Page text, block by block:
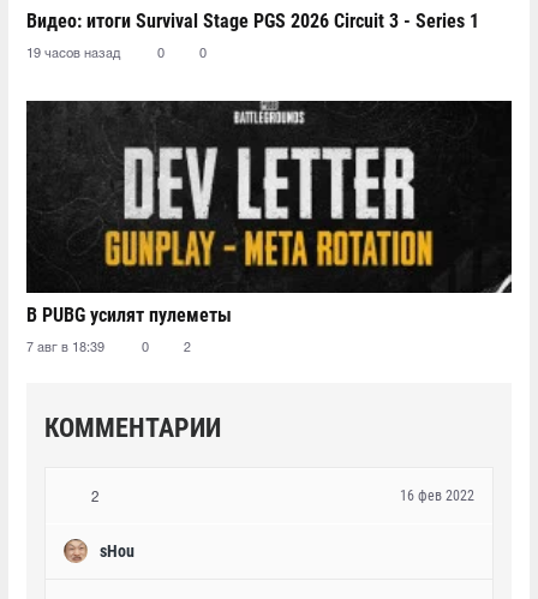
Видео: итоги Survival Stage PGS 2026 Circuit 3 - Series 1
19 часов назад 0 0
В PUBG усилят пулеметы
7 авг в 18:39 0 2
КОММЕНТАРИИ
2
sHou
16 фев 2022